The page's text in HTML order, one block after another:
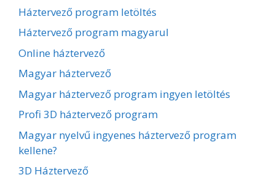
Háztervező program letöltés
Háztervező program magyarul
Online háztervező
Magyar háztervező
Magyar háztervező program ingyen letöltés
Profi 3D háztervező program
Magyar nyelvű ingyenes háztervező program
kellene?
3D Háztervező